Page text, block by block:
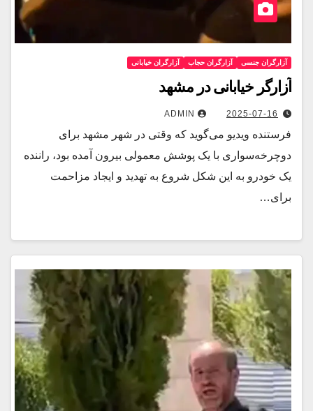
آزارگران جنسی آزارگران حجاب آزارگران خیابانی
آزارگر خیابانی در مشهد
2025-07-16
ADMIN
فرستنده ویدیو می‌گوید که وقتی در شهر مشهد برای
دوچرخه‌سواری با یک پوشش معمولی بیرون آمده بود، راننده
یک خودرو به این شکل شروع به تهدید و ایجاد مزاحمت
برای…